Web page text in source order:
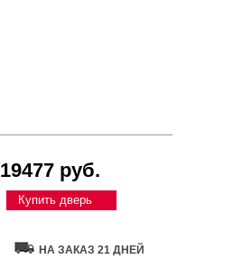
19477 руб.
Купить дверь
НА ЗАКАЗ 21 ДНЕЙ